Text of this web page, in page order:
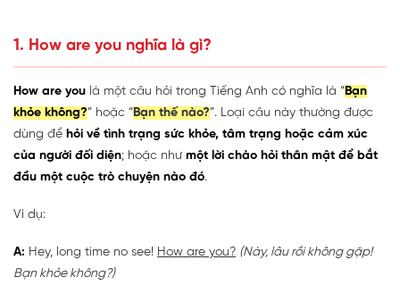
1. How are you nghĩa là gì?
How are you là một câu hỏi trong Tiếng Anh có nghĩa là “Bạn
khỏe không?” hoặc “Bạn thế nào?”. Loại câu này thường được
dùng để hỏi về tình trạng sức khỏe, tâm trạng hoặc cảm xúc
của người đối diện; hoặc như một lời chào hỏi thân mật để bắt
đầu một cuộc trò chuyện nào đó.
Ví dụ:
A: Hey, long time no see! How are you? (Này, lâu rồi không gặp!
Bạn khỏe không?)